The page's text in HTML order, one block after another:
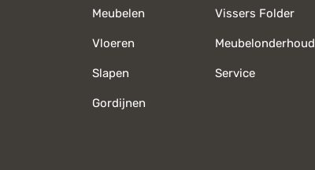
Meubelen
Vloeren
Slapen
Gordijnen
Vissers Folder
Meubelonderhoud
Service